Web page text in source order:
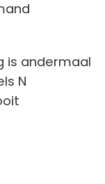
is andermaal
N